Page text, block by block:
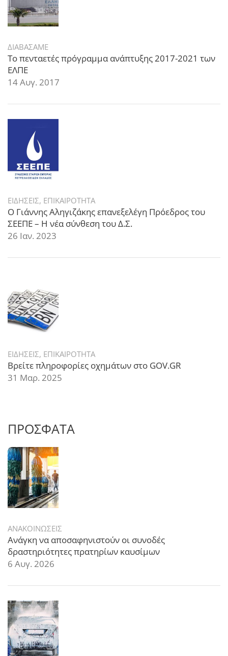
ΔΙΑΒΑΣΑΜΕ
Το πενταετές πρόγραμμα ανάπτυξης 2017-2021 των
ΕΛΠΕ
14 Αυγ. 2017
ΕΙΔΗΣΕΙΣ, ΕΠΙΚΑΙΡΟΤΗΤΑ
Ο Γιάννης Αληγιζάκης επανεξελέγη Πρόεδρος του
ΣΕΕΠΕ – Η νέα σύνθεση του Δ.Σ.
26 Ιαν. 2023
ΕΙΔΗΣΕΙΣ, ΕΠΙΚΑΙΡΟΤΗΤΑ
Βρείτε πληροφορίες οχημάτων στο GOV.GR
31 Μαρ. 2025
ΠΡΟΣΦΑΤΑ
ΑΝΑΚΟΙΝΩΣΕΙΣ
Ανάγκη να αποσαφηνιστούν οι συνοδές
δραστηριότητες πρατηρίων καυσίμων
6 Αυγ. 2026